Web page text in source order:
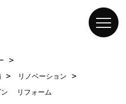
リノベーション
ン リフォーム